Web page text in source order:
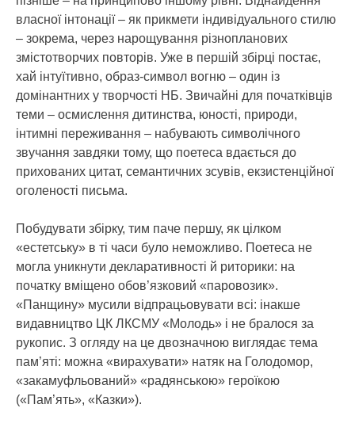
власної інтонації – як прикмети індивідуального стилю
– зокрема, через нарощування різнопланових
змістотворчих повторів. Уже в першій збірці постає,
хай інтуїтивно, образ-символ вогню – один із
домінантних у творчості НБ. Звичайні для початківців
теми – осмислення дитинства, юності, природи,
інтимні переживання – набувають символічного
звучання завдяки тому, що поетеса вдається до
прихованих цитат, семантичних зсувів, екзистенційної
оголеності письма.
Побудувати збірку, тим паче першу, як цілком
«естетську» в ті часи було неможливо. Поетеса не
могла уникнути декларативності й риторики: на
початку вміщено обов’язковий «паровозик».
«Панщину» мусили відпрацьовувати всі: інакше
видавництво ЦК ЛКСМУ «Молодь» і не бралося за
рукопис. З огляду на це двозначною виглядає тема
пам’яті: можна «вирахувати» натяк на Голодомор,
«закамуфльований» «радянською» героїкою
(«Пам’ять», «Казки»).